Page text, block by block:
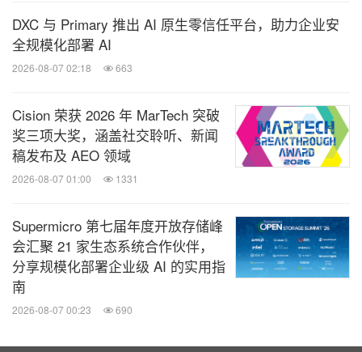
分享到：
DXC 与 Primary 推出 AI 原生零信任平台，助力企业安
全规模化部署 AI
2026-08-07 02:18 663
Cision 荣获 2026 年 MarTech 突破
奖三项大奖，涵盖社交聆听、新闻
稿发布及 AEO 领域
2026-08-07 01:00 1331
Supermicro 第七届年度开放存储峰
会汇聚 21 家生态系统合作伙伴，
分享规模化部署企业级 AI 的实用指
南
2026-08-07 00:23 690